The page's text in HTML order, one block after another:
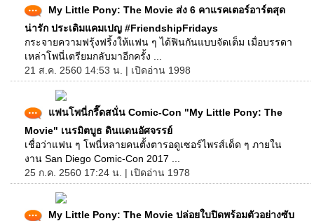
My Little Pony: The Movie ส่ง 6 คาแรคเตอร์อาร์ตสุด
น่ารัก ประเดิมแคมเปญ #FriendshipFridays
กระจายความฟรุ้งฟริ้งให้แฟน ๆ ได้ฟินกันแบบจัดเต็ม เมื่อบรรดา
เหล่าโพนี่เตรียมกลับมาอีกครั้ง ...
21 ส.ค. 2560 14:53 น. | เปิดอ่าน 1998
แฟนโพนี่กรี๊ดสนั่น Comic-Con "My Little Pony: The
Movie" เนรมิตบูธ ดินแดนอัศจรรย์
เชื่อว่าแฟน ๆ โพนี่หลายคนตั้งตารอดูเซอร์ไพรส์เด็ด ๆ ภายใน
งาน San Diego Comic-Con 2017 ...
25 ก.ค. 2560 17:24 น. | เปิดอ่าน 1978
My Little Pony: The Movie ปล่อยใบปิดพร้อมตัวอย่างซับ